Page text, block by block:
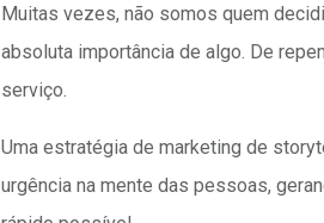
Muitas vezes, não somos quem
absoluta importância de algo. De
serviço.
Uma estratégia de marketing de
urgência na mente das pessoas,